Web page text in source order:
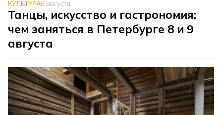
КУЛЬТУРА6 августа
Танцы, искусство и гастрономия:
чем заняться в Петербурге 8 и 9
августа